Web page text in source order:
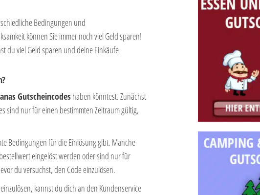
Bedingungen und
können Sie immer noch viel Geld sparen!
du viel Geld sparen und deine Einkäufe
Gutscheincodeshaben könntest. Zunächst
sind nur für einen bestimmten Zeitraum gültig,
Bedingungen für die Einlösung gibt. Manche
eingelöst werden oder sind nur für
du versuchst, den Code einzulösen.
kannst du dich an den Kundenservice